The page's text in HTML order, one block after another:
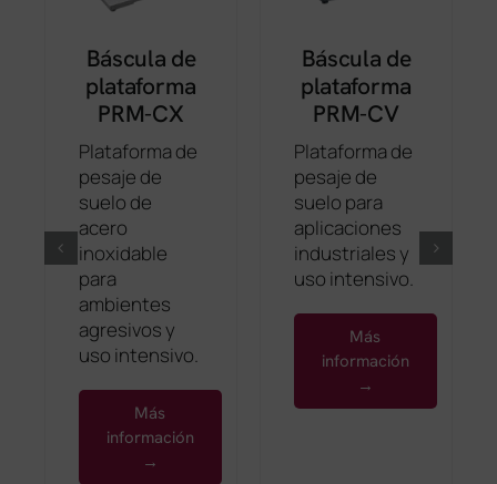
Báscula de
plataforma
PRM-CX
Plataforma de
pesaje de
suelo de
acero
inoxidable
para
ambientes
agresivos y
uso intensivo.
Más
información
→
Báscula de
plataforma
PRM-CV
Plataforma de
pesaje de
suelo para
aplicaciones
industriales y
uso intensivo.
Más
información
→